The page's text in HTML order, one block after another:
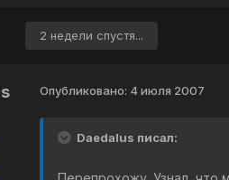
2 недели спустя...
Опубликовано: 4 июля 2007
Daedalus писал: